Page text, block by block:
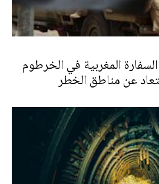
المغربية في الخرطوم
عن مناطق الخطر